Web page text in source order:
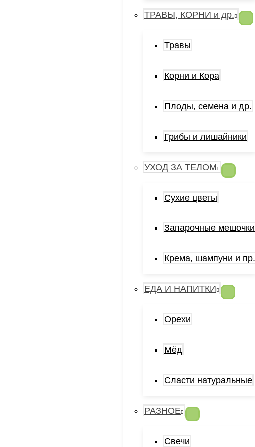
ТРАВЫ, КОРНИ и др.
Травы
Корни и Кора
Плоды, семена и др.
Грибы и лишайники
УХОД ЗА ТЕЛОМ
Сухие цветы
Запарочные мешочки
Крема, шампуни и пр.
ЕДА И НАПИТКИ
Орехи
Мёд
Сласти натуральные
РАЗНОЕ
Свечи